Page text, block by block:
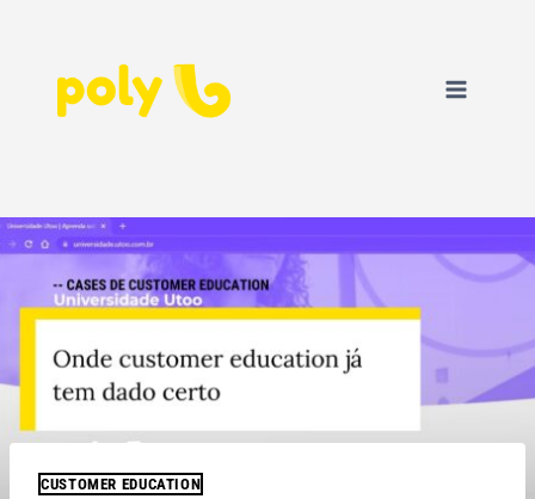
CUSTOMER EDUCATION